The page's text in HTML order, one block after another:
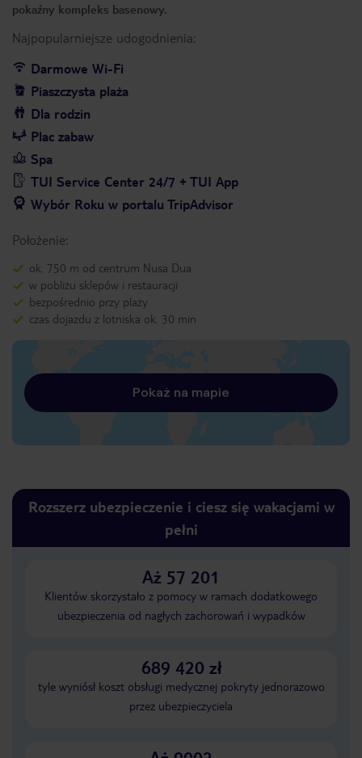
pokaźny kompleks basenowy.
Najpopularniejsze udogodnienia:
Darmowe Wi-Fi
Piaszczysta plaża
Dla rodzin
Plac zabaw
Spa
TUI Service Center 24/7 + TUI App
Wybór Roku w portalu TripAdvisor
Położenie:
ok. 750 m od centrum Nusa Dua
w pobliżu sklepów i restauracji
bezpośrednio przy plaży
czas dojazdu z lotniska ok. 30 min
Pokaż na mapie
Rozszerz ubezpieczenie i ciesz się wakacjami w
pełni
Aż 57 201
Klientów skorzystało z pomocy w ramach dodatkowego
ubezpieczenia od nagłych zachorowań i wypadków
689 420 zł
tyle wyniósł koszt obsługi medycznej pokryty jednorazowo
przez ubezpieczyciela